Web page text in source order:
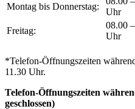
Montag bis Donnerstag:
Uhr
Freitag:
08.00
Uhr
*Telefon-Öffnungszeiten
11.30 Uhr.
Telefon-Öffnungszeiten
geschlossen)